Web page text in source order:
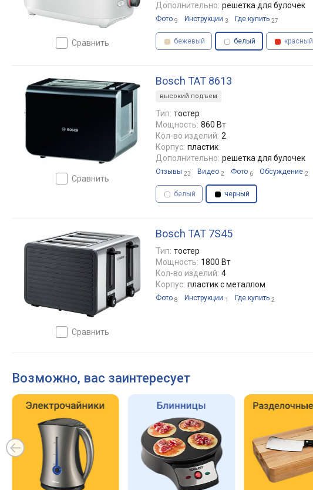
сравнить
Дополнительно: решетка для булочек
Фото 9 Инструкции 3 Где купить 27
бежевый белый красный
сравнить
Bosch TAT 8613
высокий подъем
Тип: тостер
Мощность: 860 Вт
Кол-во изделий: 2
Корпус: пластик
Дополнительно: решетка для булочек
Отзывы 23 Видео 2 Фото 6 Обсуждение 2
белый черный
сравнить
Bosch TAT 7S45
Тип: тостер
Мощность: 1800 Вт
Кол-во изделий: 4
Корпус: пластик с металлом
Фото 8 Инструкции 1 Где купить 2
Возможно, вас заинтересует